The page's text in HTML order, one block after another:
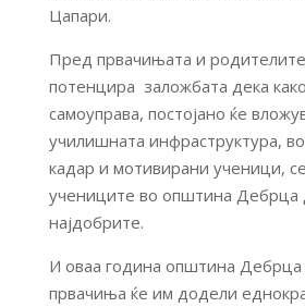
Цапари.
Пред првачињата и
потенцира заложбата дека
самоуправа, постојано ќе
училишната инфраструктура,
кадар и мотивирани ученици,
учениците во општина Дебрца
најдобрите.
И оваа година општина Дебрца
првачиња ќе им додели